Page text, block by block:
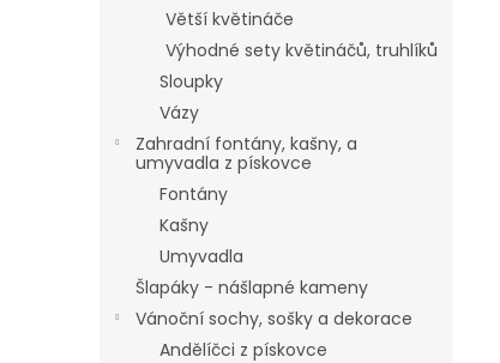
Větší květináče
Výhodné sety květináčů, truhlíků
Sloupky
Vázy
Zahradní fontány, kašny, a
umyvadla z pískovce
Fontány
Kašny
Umyvadla
Šlapáky - nášlapné kameny
Vánoční sochy, sošky a dekorace
Andělíčci z pískovce